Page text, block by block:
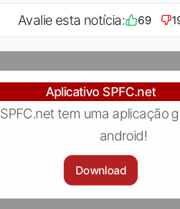
Avalie esta notícia: 69
Aplicativo SPFC.net
SPFC.net tem uma aplicação
android!
Download